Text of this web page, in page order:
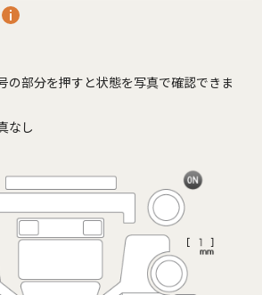
の部分を押すと状態を写真で確認できま
なし